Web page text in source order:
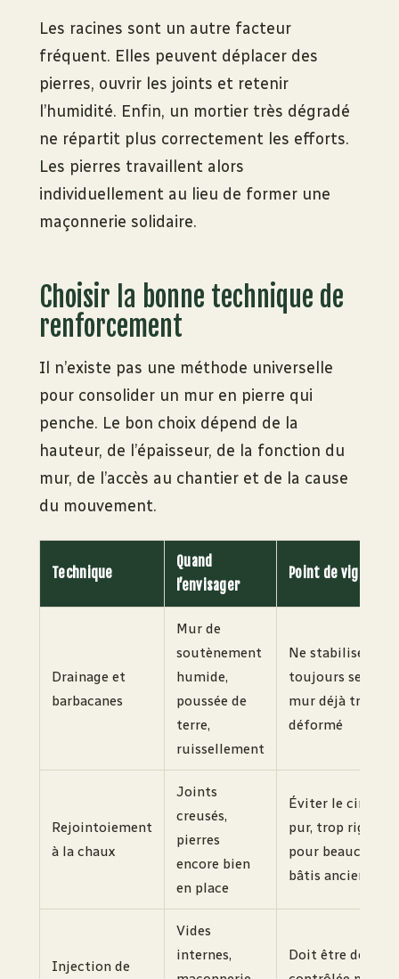
Les racines sont un autre facteur
fréquent. Elles peuvent déplacer des
pierres, ouvrir les joints et retenir
l’humidité. Enfin, un mortier très dégradé
ne répartit plus correctement les efforts.
Les pierres travaillent alors
individuellement au lieu de former une
maçonnerie solidaire.
Choisir la bonne technique de
renforcement
Il n’existe pas une méthode universelle
pour consolider un mur en pierre qui
penche. Le bon choix dépend de la
hauteur, de l’épaisseur, de la fonction du
mur, de l’accès au chantier et de la cause
du mouvement.
Technique
Quand
l’envisager
Point de vigilance
Drainage et
barbacanes
Mur de
soutènement
humide,
poussée de
terre,
ruissellement
Ne stabilise pas
toujours seul un
mur déjà très
déformé
Rejointoiement
à la chaux
Joints
creusés,
pierres
encore bien
en place
Éviter le ciment
pur, trop rigide
pour beaucoup
bâtis anciens
Injection de
Vides
internes,
Doit être dosée